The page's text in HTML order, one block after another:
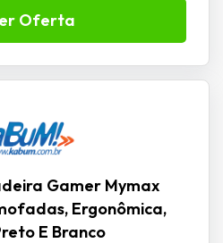
Oferta
Gamer Mymax
Ergonômica,
E Branco